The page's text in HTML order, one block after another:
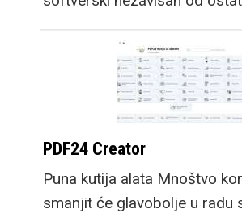
PDF24 Creator
Puna kutija alata Mnoštvo
smanjit će glavobolje u radu